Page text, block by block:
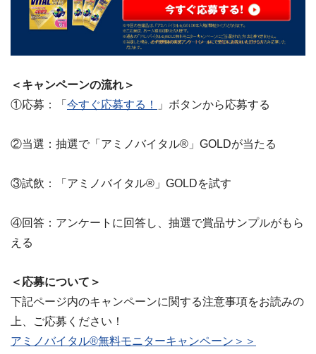
＜キャンペーンの流れ＞
①応募：「 今すぐ応募する！ 」ボタンから応募する
②当選：抽選で「アミノバイタル®」GOLDが当たる
③試飲：「アミノバイタル®」GOLDを試す
④回答：アンケートに回答し、抽選で賞品サンプルがもら
える
＜応募について＞
下記ページ内のキャンペーンに関する注意事項をお読みの
上、ご応募ください！
アミノバイタル®無料モニターキャンペーン＞＞